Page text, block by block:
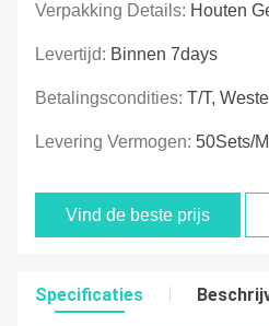
Verpakking Details: Houten
Levertijd: Binnen 7days
Betalingscondities: T/T,
Levering Vermogen: 50Sets/
Vind de beste prijs
Specificaties